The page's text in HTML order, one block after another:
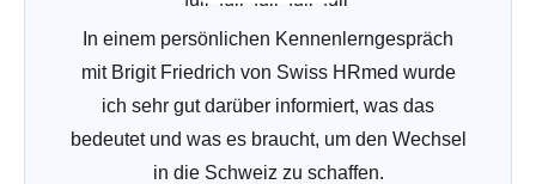
In einem persönlichen Kennenlerngespräch
mit Brigit Friedrich von Swiss HRmed wurde
ich sehr gut darüber informiert, was das
bedeutet und was es braucht, um den Wechsel
in die Schweiz zu schaffen.